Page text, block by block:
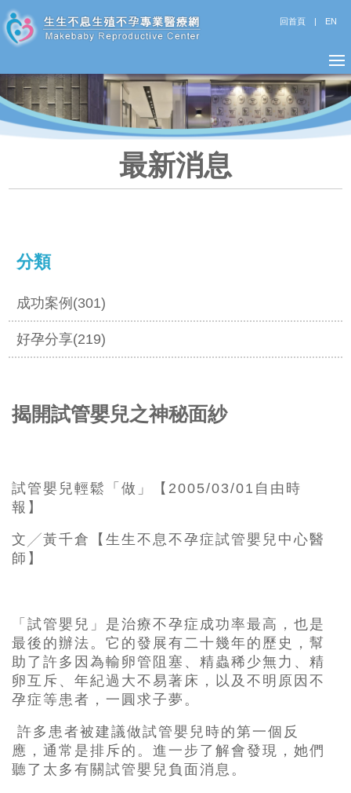
回首頁| EN
最新消息
分類
成功案例(301)
好孕分享(219)
揭開試管嬰兒之神秘面紗
試管嬰兒輕鬆「做」【2005/03/01自由時
報】
文╱黃千倉【生生不息不孕症試管嬰兒中心醫
師】
「試管嬰兒」是治療不孕症成功率最高，也是
最後的辦法。它的發展有二十幾年的歷史，幫
助了許多因為輸卵管阻塞、精蟲稀少無力、精
卵互斥、年紀過大不易著床，以及不明原因不
孕症等患者，一圓求子夢。
許多患者被建議做試管嬰兒時的第一個反
應，通常是排斥的。進一步了解會發現，她們
聽了太多有關試管嬰兒負面消息。